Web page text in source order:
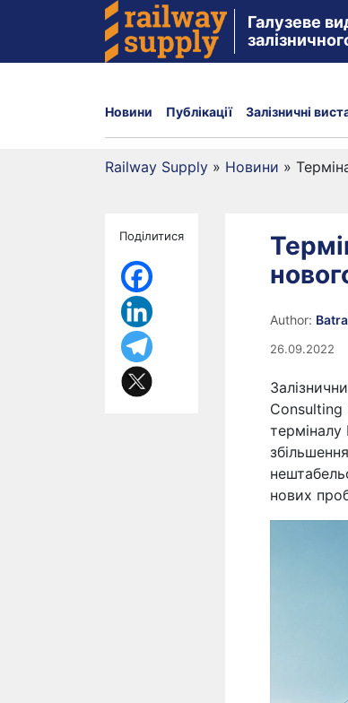
Галузеве
Новини Публікації Залізничні
Railway Supply » Новини »
Поділитися
Author:
26.09.2022
Consulting
терміналу
нових